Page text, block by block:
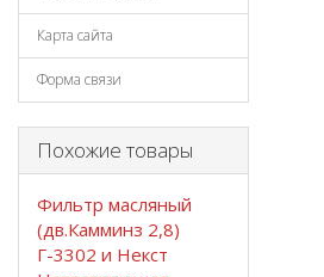
Карта сайта
Форма связи
Похожие товары
Фильтр масляный
(дв.Камминз 2,8)
Г-3302 и Некст